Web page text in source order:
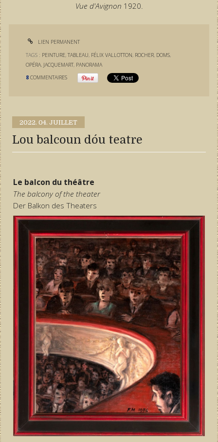
Vue d'Avignon 1920.
LIEN PERMANENT
TAGS : PEINTURE,TABLEAU, FÉLIX VALLOTTON, ROCHER, DOMS,
OPÉRA, JACQUEMART, PANORAMA
8 COMMENTAIRES
2022. 04. JUILLET
Lou balcoun dóu teatre
Le balcon du théâtre
The balcony of the theater
Der Balkon des Theaters